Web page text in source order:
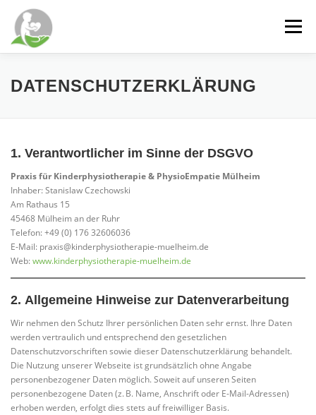
Inhalt
springen
Menü
WILLKOMMEN DIENSTLEISTUNGEN
KONTAKT NEUIGKEITEN
DATENSCHUTZERKLÄRUNG
1. Verantwortlicher im Sinne der DSGVO
Praxis für Kinderphysiotherapie & PhysioEmpatie Mülheim
Inhaber: Stanislaw Czechowski
Am Rathaus 15
45468 Mülheim an der Ruhr
Telefon: +49 (0) 176 32606036
E-Mail: praxis@kinderphysiotherapie-muelheim.de
Web:www.kinderphysiotherapie-muelheim.de
2. Allgemeine Hinweise zur Datenverarbeitung
Wir nehmen den Schutz Ihrer persönlichen Daten sehr ernst. Ihre Daten
werden vertraulich und entsprechend den gesetzlichen
Datenschutzvorschriften sowie dieser Datenschutzerklärung behandelt.
Die Nutzung unserer Webseite ist grundsätzlich ohne Angabe
personenbezogener Daten möglich. Soweit auf unseren Seiten
personenbezogene Daten (z. B. Name, Anschrift oder E-Mail-Adressen)
erhoben werden, erfolgt dies stets auf freiwilliger Basis.